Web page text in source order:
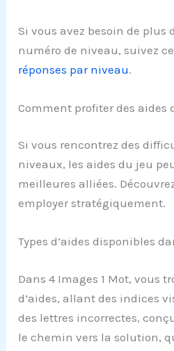
Si vous avez besoin de plus
numéro de niveau, suivez
réponses par niveau.
Comment profiter des aides
Si vous rencontrez des
niveaux, les aides du jeu
meilleures alliées.
employer stratégiquement.
Types d’aides disponibles
Dans 4 Images 1 Mot, vous
d’aides, allant des indices
des lettres incorrectes,
le chemin vers la solution,